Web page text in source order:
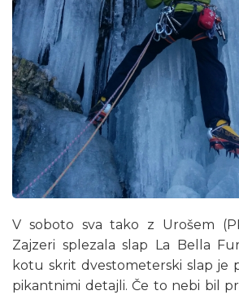
V soboto sva tako z Urošem
Zajzeri splezala slap La Bella
kotu skrit dvestometerski slap je
pikantnimi detajli. Če to nebi bil